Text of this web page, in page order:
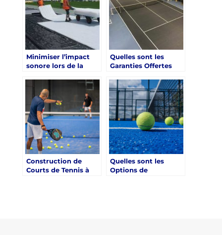
Minimiser l’impact
sonore lors de la
court de tennis à
Nice
Quelles sont les
Garanties Offertes
de Courts de Tennis à
Nice ?
Construction de
Courts de Tennis à
Quelles sont les
Options de